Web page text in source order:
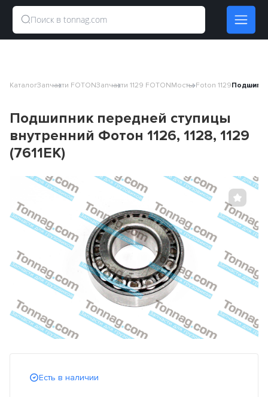
КаталогЗапчасти FOTONЗапчасти 1129 FOTONМосты Foton 1129
Подшипник передней ступицы
внутренний Фотон 1126, 1128, 1129
(7611EK)
Есть в наличии